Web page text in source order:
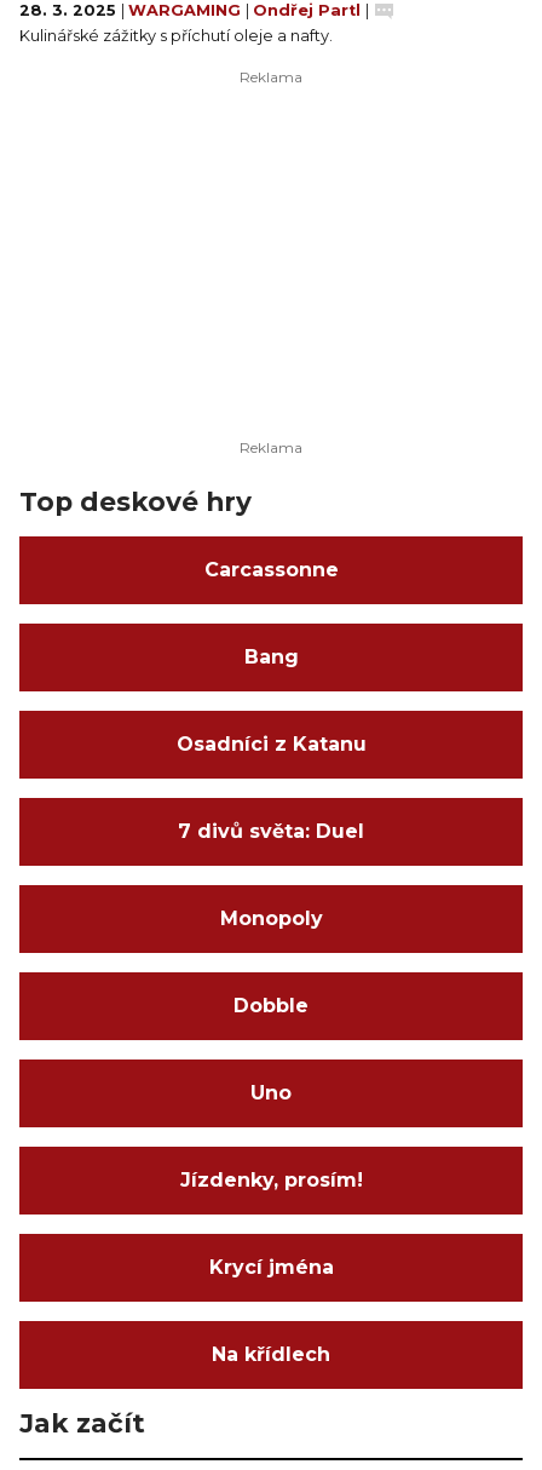
28. 3. 2025 WARGAMING Ondřej Partl
Kulinářské zážitky s příchutí oleje a nafty.
Top deskové hry
Carcassonne
Bang
Osadníci z Katanu
7 divů světa: Duel
Monopoly
Dobble
Uno
Jízdenky, prosím!
Krycí jména
Na křídlech
Jak začít